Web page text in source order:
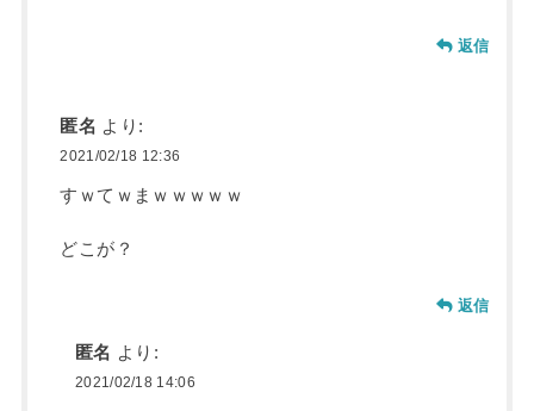
返信
匿名 より:
2021/02/18 12:36
すｗてｗまｗｗｗｗｗ
どこが？
返信
匿名 より:
2021/02/18 14:06